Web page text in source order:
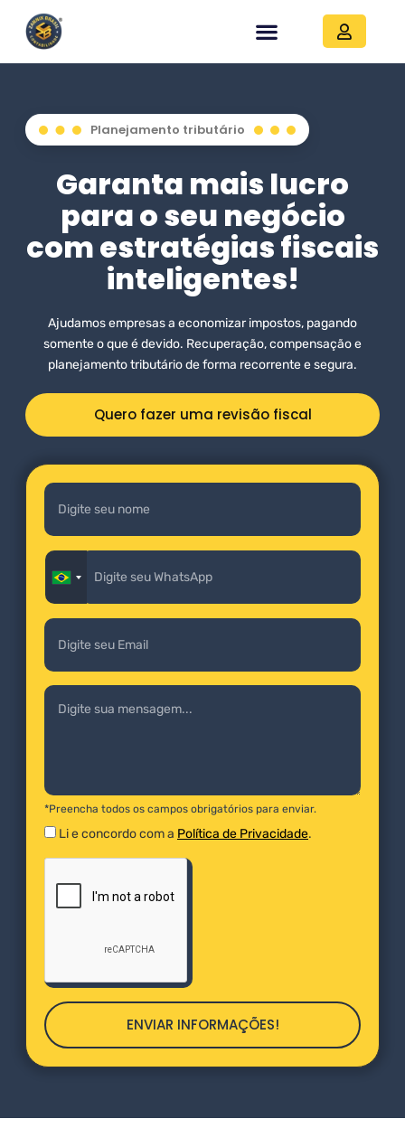
Planejamento tributário
Garanta mais lucro
para o seu negócio
com estratégias fiscais
inteligentes!
Ajudamos empresas a economizar impostos, pagando
somente o que é devido. Recuperação, compensação e
planejamento tributário de forma recorrente e segura.
Quero fazer uma revisão fiscal
*Preencha todos os campos obrigatórios para enviar.
Li e concordo com a Política de Privacidade.
ENVIAR INFORMAÇÕES!